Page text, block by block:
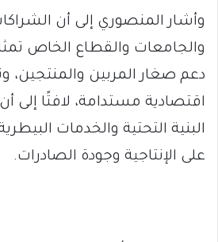
وأشار المنصوري إلى أن
والجامعات والقطاع الخاص
دعم صغار المربين والمنتجين،
اقتصادية مستدامة، لافتًا إلى
البنية التحتية والخدمات
على الإنتاجية وجودة الصادرات.